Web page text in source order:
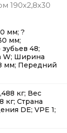
190x2,8x30
мм; ?
мм;
48;
W; Ширина
мм; Передний
кг; Вес
кг; Страна
DE; VPE 1;